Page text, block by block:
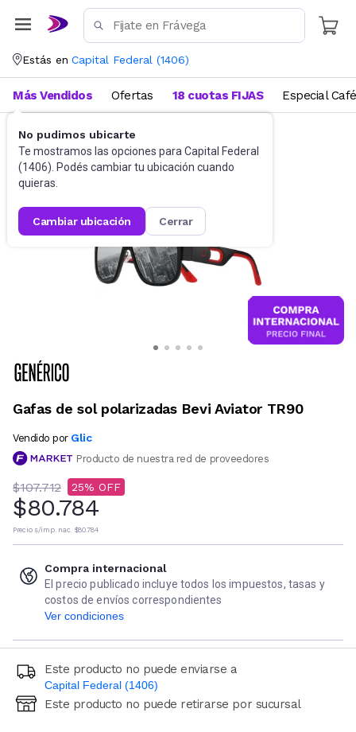
Estás en Capital Federal (1406)
No pudimos ubicarte
Te mostramos las opciones para Capital Federal
(1406). Podés cambiar tu ubicación cuando
quieras.
cambiar ubicación cerrar
Más Vendidos Ofertas 18 cuotas FIJAS Especial Café
Accesorios Anteojos de sol
Gafas de sol polarizadas Bevi Aviator TR90
Vendido por Glic
Producto de nuestra red de proveedores
$107.712 25
$80.784
Precio s/imp. nac. $80.784
Compra internacional
El precio publicado incluye todos los impuestos, tasas y
costos de envíos correspondientes
Ver condiciones
Este producto no puede enviarse a
Capital Federal (1406)
Ingresá código postal (sólo números)
Este producto no puede retirarse por sucursal